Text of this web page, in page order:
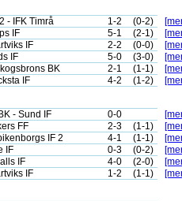
- IFK Timrå 1-2 (0-2)
IF 5-1 (2-1)
IF 2-2 (0-0)
IF 5-0 (3-0)
BK 2-1 (1-1)
IF 4-2 (1-2)
- Sund IF 0-0
FF 2-3 (1-1)
IF 2 4-1 (1-1)
IF 0-3 (0-2)
IF 4-0 (2-0)
IF 1-2 (1-1)